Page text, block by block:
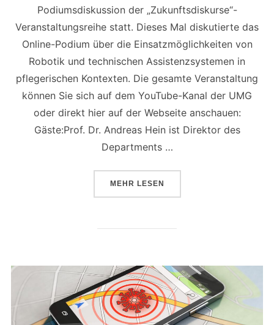
Podiumsdiskussion der „Zukunftsdiskurse“-
Veranstaltungsreihe statt. Dieses Mal diskutierte das
Online-Podium über die Einsatzmöglichkeiten von
Robotik und technischen Assistenzsystemen in
pflegerischen Kontexten. Die gesamte Veranstaltung
können Sie sich auf dem YouTube-Kanal der UMG
oder direkt hier auf der Webseite anschauen:
Gäste:Prof. Dr. Andreas Hein ist Direktor des
Departments …
MEHR ÜBER „IM VIDEO: ONLINE-
LESEN